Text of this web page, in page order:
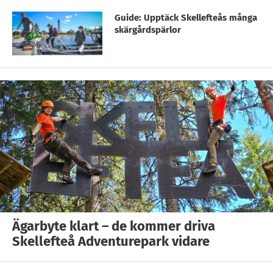
Guide: Upptäck Skellefteås många
skärgårdspärlor
Ägarbyte klart – de kommer driva
Skellefteå Adventurepark vidare